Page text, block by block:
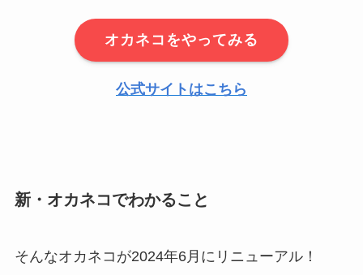
オカネコをやってみる
公式サイトはこちら
新・オカネコでわかること
そんなオカネコが2024年6月にリニューアル！